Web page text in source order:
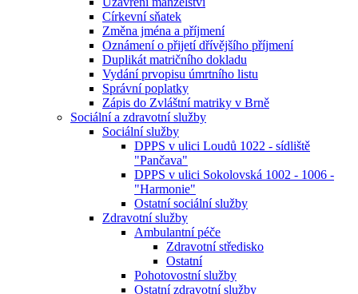
Církevní sňatek
Změna jména a příjmení
Oznámení o přijetí dřívějšího příjmení
Duplikát matričního dokladu
Vydání prvopisu úmrtního listu
Správní poplatky
Zápis do Zvláštní matriky v Brně
Sociální a zdravotní služby
Sociální služby
DPPS v ulici Loudů 1022 - sídliště
"Pančava"
DPPS v ulici Sokolovská 1002 - 1006 -
"Harmonie"
Ostatní sociální služby
Zdravotní služby
Ambulantní péče
Zdravotní středisko
Ostatní
Pohotovostní služby
Ostatní zdravotní služby